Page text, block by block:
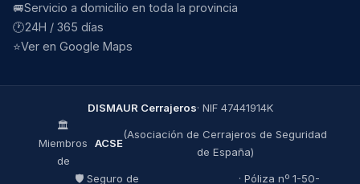
🚐Servicio a domicilio en toda la provincia
🕐24H / 365 días
⭐Ver en Google Maps
DISMAUR Cerrajeros· NIF 47441914K
🏛️
Miembros
de
ACSE
(Asociación de Cerrajeros de Seguridad
de España)
🛡️ Seguro de · Póliza nº 1-50-